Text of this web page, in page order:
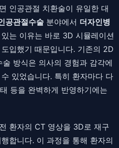
인공관절 치환술이 유일한 대
공관절수술 분야에서 더자인병
는 이유는 바로 3D 시뮬레이션
입했기 때문입니다. 기존의 2D
방식은 의사의 경험과 감각에
있었습니다. 특히 환자마다 다
등을 완벽하게 반영하기에는
환자의 CT 영상을 3D로 재구
합니다. 이 과정을 통해 환자의